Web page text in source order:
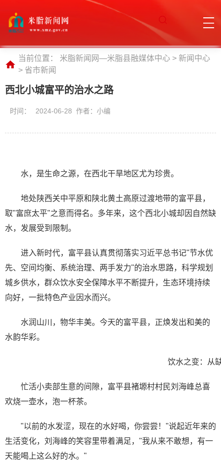
当前位置： 米脂新闻网—米脂县融媒体中心 > 新闻中心
> 省市新闻
西北小城富平的治水之路
时间： 2024-06-28 作者：小编
水，是生命之源，在西北干旱地区尤为珍贵。
地处陕西关中平原和陕北黄土高原过渡地带的富平县，
取"富庶太平"之意而得名。多年来，这个西北小城却因自然缺
水，发展受到限制。
进入新时代，富平县认真贯彻落实习近平总书记"节水优
先、空间均衡、系统治理、两手发力"的治水思路，科学规划
城乡供水，群众饮水安全保障水平不断提升，生态环境持续
向好，一批特色产业因水而兴。
水润山川，物华丰美。今天的富平县，正焕发出和美的
水韵华彩。
饮水之变：从
忙活小卖部生意的间隙，富平县褚塬村村民刘海峰总喜
欢烧一壶水，泡一杯茶。
"以前的水发涩，现在的水好喝，你尝尝！"说起近年来的
生活变化，刘海峰的笑容里带着满足，"我从来不敢想，有一
天能喝上这么好的水。"